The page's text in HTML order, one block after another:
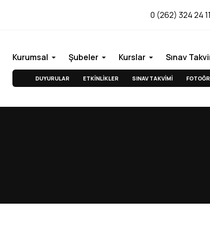
0 (262) 324 24
Kurumsal Şubeler Kurslar Sınav
DUYURULAR ETKİNLİKLER SINAV TAKVİMİ